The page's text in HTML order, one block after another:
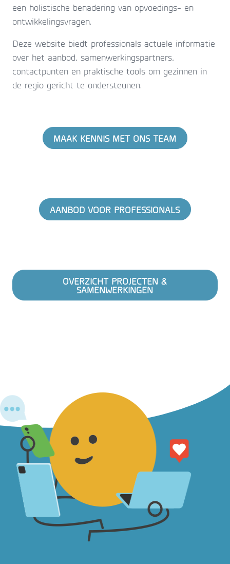
een holistische benadering van opvoedings- en
ontwikkelingsvragen.
Deze website biedt professionals actuele informatie
over het aanbod, samenwerkingspartners,
contactpunten en praktische tools om gezinnen in
de regio gericht te ondersteunen.
MAAK KENNIS MET ONS TEAM
AANBOD VOOR PROFESSIONALS
OVERZICHT PROJECTEN &
SAMENWERKINGEN